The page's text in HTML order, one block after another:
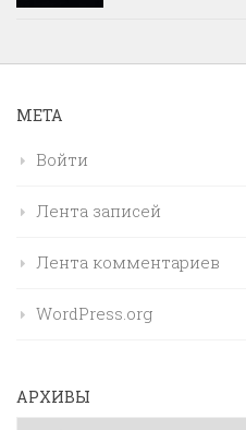
МЕТА
Войти
Лента записей
Лента комментариев
WordPress.org
АРХИВЫ